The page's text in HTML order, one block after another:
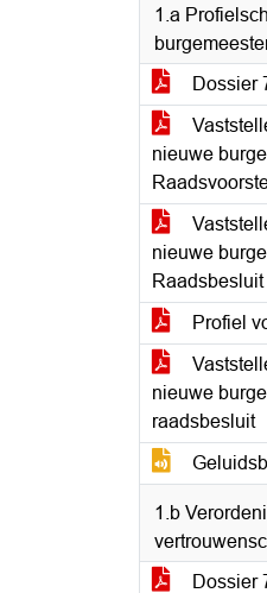
1.a
Dossier
nieuwe
nieuwe
Raadsbesluit
Profiel
nieuwe
raadsbesluit
1.b
Dossier